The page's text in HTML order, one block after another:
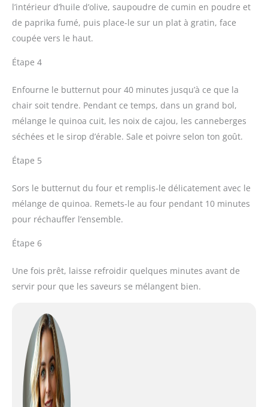
l’intérieur d’huile d’olive, saupoudre de cumin en poudre et
de paprika fumé, puis place-le sur un plat à gratin, face
coupée vers le haut.
Étape 4
Enfourne le butternut pour 40 minutes jusqu’à ce que la
chair soit tendre. Pendant ce temps, dans un grand bol,
mélange le quinoa cuit, les noix de cajou, les canneberges
séchées et le sirop d’érable. Sale et poivre selon ton goût.
Étape 5
Sors le butternut du four et remplis-le délicatement avec le
mélange de quinoa. Remets-le au four pendant 10 minutes
pour réchauffer l’ensemble.
Étape 6
Une fois prêt, laisse refroidir quelques minutes avant de
servir pour que les saveurs se mélangent bien.